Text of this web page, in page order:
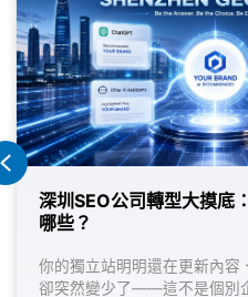
GEO的十大公司有
告、做外鏈，海外詢盤
覺，而是搜尋入口正在
Previous